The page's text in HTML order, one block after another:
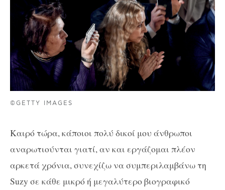
©GETTY IMAGES
Καιρό τώρα, κάποιοι πολύ δικοί μου άνθρωποι
αναρωτιούνται γιατί, αν και εργάζομαι πλέον
αρκετά χρόνια, συνεχίζω να συμπεριλαμβάνω τη
Suzy σε κάθε μικρό ή μεγαλύτερο βιογραφικό